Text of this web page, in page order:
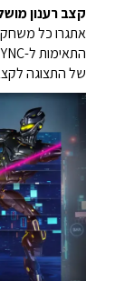
קצב רענון
אתגרו כל משחק
של התצוגה